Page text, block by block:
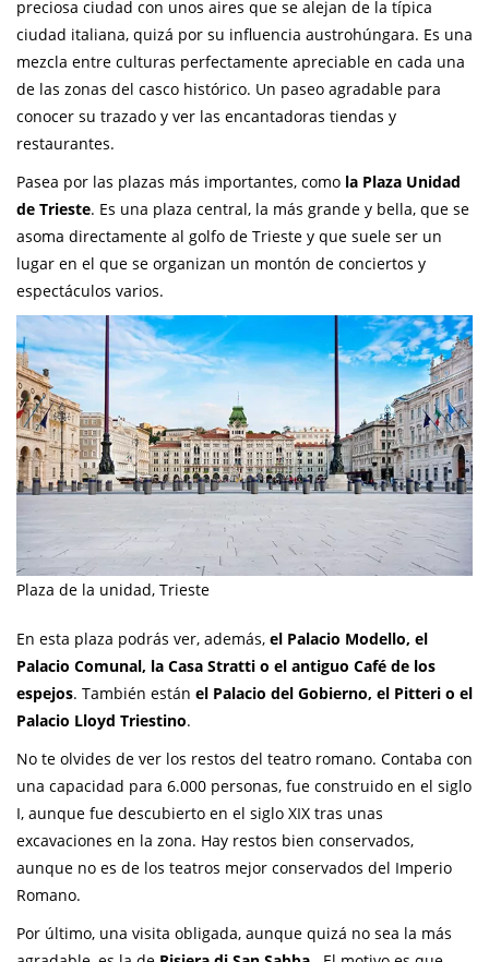
preciosa ciudad con unos aires que se alejan de la típica
ciudad italiana, quizá por su influencia austrohúngara. Es una
mezcla entre culturas perfectamente apreciable en cada una
de las zonas del casco histórico. Un paseo agradable para
conocer su trazado y ver las encantadoras tiendas y
restaurantes.
Pasea por las plazas más importantes, como la Plaza Unidad
de Trieste. Es una plaza central, la más grande y bella, que se
asoma directamente al golfo de Trieste y que suele ser un
lugar en el que se organizan un montón de conciertos y
espectáculos varios.
Plaza de la unidad, Trieste
En esta plaza podrás ver, además, el Palacio Modello, el
Palacio Comunal, la Casa Stratti o el antiguo Café de los
espejos. También están el Palacio del Gobierno, el Pitteri o el
Palacio Lloyd Triestino.
No te olvides de ver los restos del teatro romano. Contaba con
una capacidad para 6.000 personas, fue construido en el siglo
I, aunque fue descubierto en el siglo XIX tras unas
excavaciones en la zona. Hay restos bien conservados,
aunque no es de los teatros mejor conservados del Imperio
Romano.
Por último, una visita obligada, aunque quizá no sea la más